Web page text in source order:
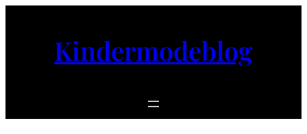
Kindermodeblog